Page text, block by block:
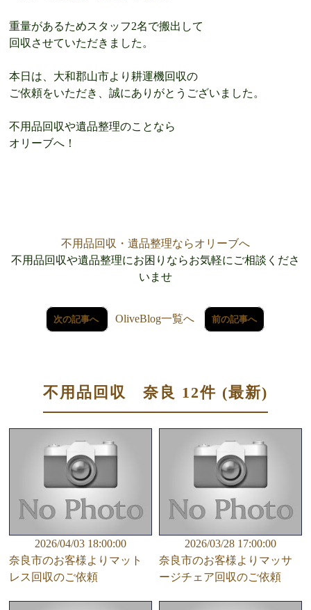
重量があるためスタッフ2名で搬出して
回収させていただきました。
本日は、大和郡山市より耕運機回収の
ご依頼をいただき、誠にありがとうございました。
不用品回収や遺品整理のことなら
オリーブへ！
不用品回収・遺品整理ならオリーブへ
不用品回収や遺品整理にお困りならお気軽にご相談くださ
いませ
次の記事へ OliveBlog一覧へ 前の記事へ
不用品回収 奈良 12件 (最新)
2026/04/03 18:00:00
奈良市のお客様よりマット
レス回収のご依頼
2026/03/28 17:00:00
奈良市のお客様よりマッサ
ージチェア回収のご依頼